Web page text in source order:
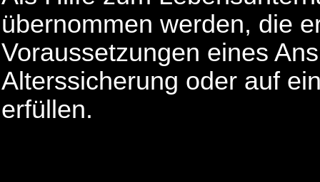
übernommen werden, die
Voraussetzungen eines
Alterssicherung oder auf
erfüllen.